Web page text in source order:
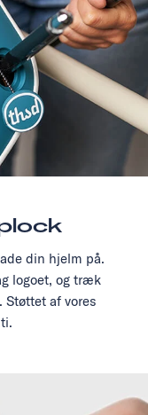
din hjelm på.
logoet, og træk
af vores